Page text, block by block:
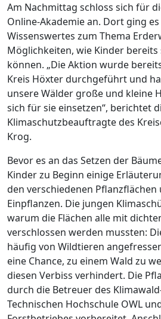
Am Nachmittag schloss sich für
Online-Akademie an. Dort ging
Wissenswertes zum Thema
Möglichkeiten, wie Kinder
können. „Die Aktion wurde
Kreis Höxter durchgeführt und
unsere Wälder große und kleine
sich für sie einsetzen“, berichtet
Klimaschutzbeauftragte des
Krog.
Bevor es an das Setzen der
Kinder zu Beginn einige
den verschiedenen Pflanzflächen
Einpflanzen. Die jungen
warum die Flächen alle mit
verschlossen werden mussten:
häufig von Wildtieren
eine Chance, zu einem Wald zu
diesen Verbiss verhindert. Die
durch die Betreuer des
Technischen Hochschule OWL